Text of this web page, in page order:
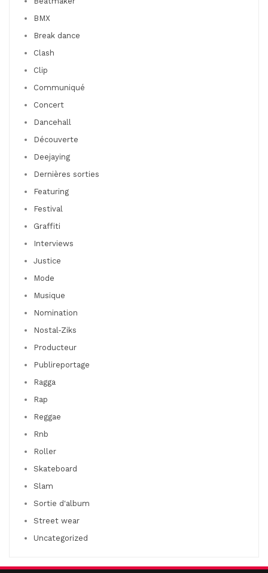
BMX
Break dance
Clash
Clip
Communiqué
Concert
Dancehall
Découverte
Deejaying
Dernières sorties
Featuring
Festival
Graffiti
Interviews
Justice
Mode
Musique
Nomination
Nostal-Ziks
Producteur
Publireportage
Ragga
Rap
Reggae
Rnb
Roller
Skateboard
Slam
Sortie d'album
Street wear
Uncategorized